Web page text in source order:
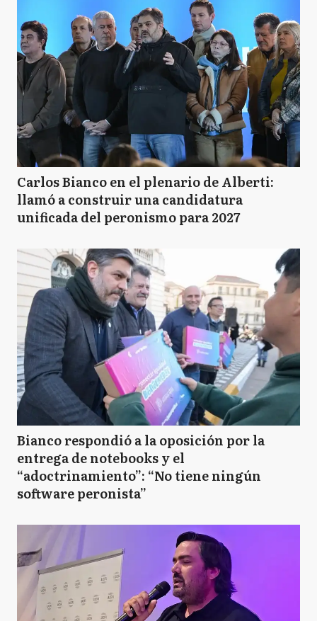
Carlos Bianco en el plenario de Alberti:
llamó a construir una candidatura
unificada del peronismo para 2027
Bianco respondió a la oposición por la
entrega de notebooks y el
“adoctrinamiento”: “No tiene ningún
software peronista”